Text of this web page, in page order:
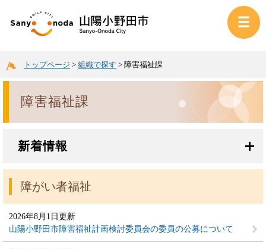
トップページ > 組織で探す > 障害福祉課
障害福祉課
新着情報
障がい者福祉
2026年8月1日更新
山陽小野田市障害福祉計画検討委員会の委員の公募について